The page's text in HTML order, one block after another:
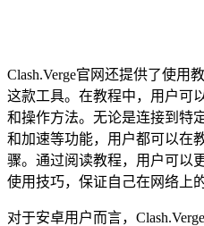
Clash.Verge官网还提供了使用
这款工具。在教程中，用户可
和操作方法。无论是连接到特
和加速等功能，用户都可以在
骤。通过阅读教程，用户可以
使用技巧，保证自己在网络上
对于安卓用户而言，